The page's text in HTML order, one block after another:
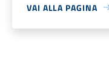
VAI ALLA PAGINA